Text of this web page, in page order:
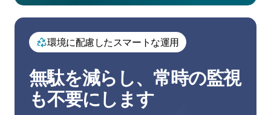
を
環境に配慮したスマートな運用
無駄を減らし、常時の監視
も不要にします